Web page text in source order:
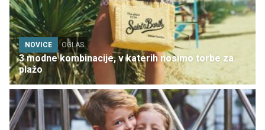
NOVICE OGLAS
3 modne kombinacije, v katerih nosimo torbe za
plažo